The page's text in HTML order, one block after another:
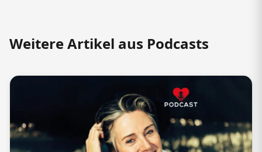
Weitere Artikel aus Podcasts